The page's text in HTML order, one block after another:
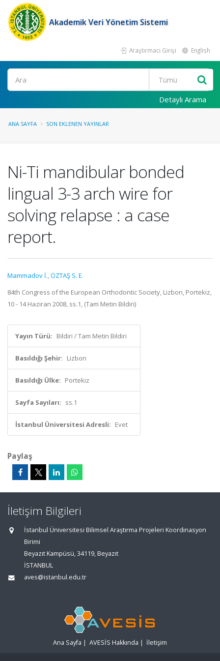
Akademik Veri Yönetim Sistemi
Araştırmacı Girişi English
Ara
Detaylı Arama
ANA SAYFA SON EKLENEN YAYINLAR
Ni-Ti mandibular bonded
lingual 3-3 arch wire for
solving relapse : a case
report.
Mammadov İ.,ÖZTAŞ S. E.
84th Congress of the European Orthodontic Society, Lizbon, Portekiz,
10 - 14 Haziran 2008, ss.1, (Tam Metin Bildiri)
Yayın Türü: Bildiri / Tam Metin Bildiri
Basıldığı Şehir: Lizbon
Basıldığı Ülke: Portekiz
Sayfa Sayıları: ss.1
İstanbul Üniversitesi Adresli: Evet
Paylaş
İletişim Bilgileri
İstanbul Üniversitesi Bilimsel Araştırma Projeleri Koordinasyon
Birimi
Beyazıt Kampüsü, 34119, Beyazıt
İSTANBUL
aves@istanbul.edu.tr
Ana Sayfa | AVESİS Hakkında | İletişim